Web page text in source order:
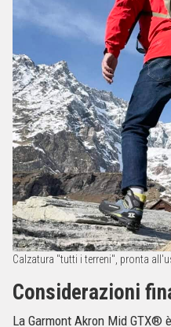
Calzatura "tutti i terreni", pronta
Considerazioni
La Garmont Akron Mid GTX®